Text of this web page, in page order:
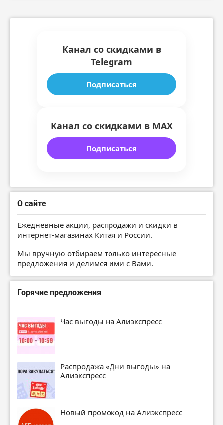
Канал со скидками в
Telegram
Подписаться
Канал со скидками в MAX
Подписаться
О сайте
Ежедневные акции, распродажи и скидки в
интернет-магазинах Китая и России.
Мы вручную отбираем только интересные
предложения и делимся ими с Вами.
Горячие предложения
Час выгоды на Алиэкспресс
Распродажа «Дни выгоды» на
Алиэкспресс
Новый промокод на Алиэкспресс